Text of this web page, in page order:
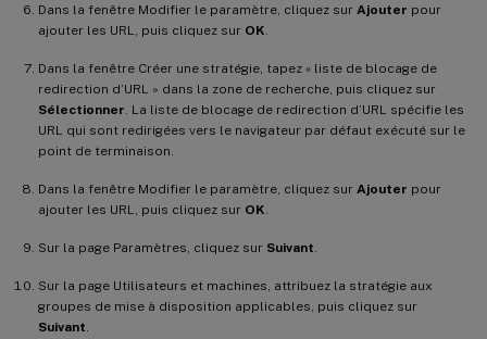
Dans la fenêtre Modifier le paramètre, cliquez sur Ajouter pour
ajouter les URL, puis cliquez sur OK
Dans la fenêtre Créer une stratégie, tapez « liste de blocage de
redirection d’URL » dans la zone de recherche, puis cliquez sur
Sélectionner . La liste de blocage de redirection d’URL spécifie les
URL qui sont redirigées vers le navigateur par défaut exécuté sur le
point de terminaison.
Dans la fenêtre Modifier le paramètre, cliquez sur Ajouter pour
ajouter les URL, puis cliquez sur OK
Sur la page Paramètres, cliquez sur Suivant
Sur la page Utilisateurs et machines, attribuez la stratégie aux
groupes de mise à disposition applicables, puis cliquez sur
Suivant